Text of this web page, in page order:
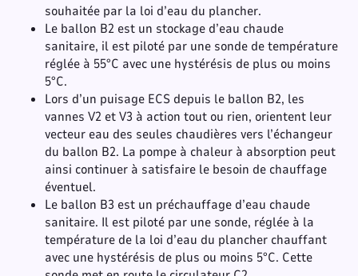
souhaitée par la loi d’eau du plancher.
Le ballon B2 est un stockage d’eau chaude
sanitaire, il est piloté par une sonde de température
réglée à 55°C avec une hystérésis de plus ou moins
5°C.
Lors d’un puisage ECS depuis le ballon B2, les
vannes V2 et V3 à action tout ou rien, orientent leur
vecteur eau des seules chaudières vers l’échangeur
du ballon B2. La pompe à chaleur à absorption peut
ainsi continuer à satisfaire le besoin de chauffage
éventuel.
Le ballon B3 est un préchauffage d’eau chaude
sanitaire. Il est piloté par une sonde, réglée à la
température de la loi d’eau du plancher chauffant
avec une hystérésis de plus ou moins 5°C. Cette